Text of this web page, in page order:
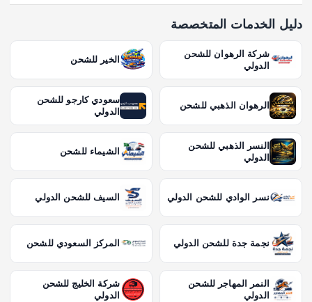
دليل الخدمات المتخصصة
شركة الرهوان للشحن
الدولي
الخير للشحن
الرهوان الذهبي للشحن
سعودي كارجو للشحن
الدولي
النسر الذهبي للشحن
الدولي
الشيماء للشحن
نسر الوادي للشحن الدولي السيف للشحن الدولي
نجمة جدة للشحن الدولي المركز السعودي للشحن
النمر المهاجر للشحن
الدولي
شركة الخليج للشحن
الدولي